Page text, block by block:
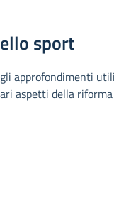
sport
approfondimenti
aspetti della riforma